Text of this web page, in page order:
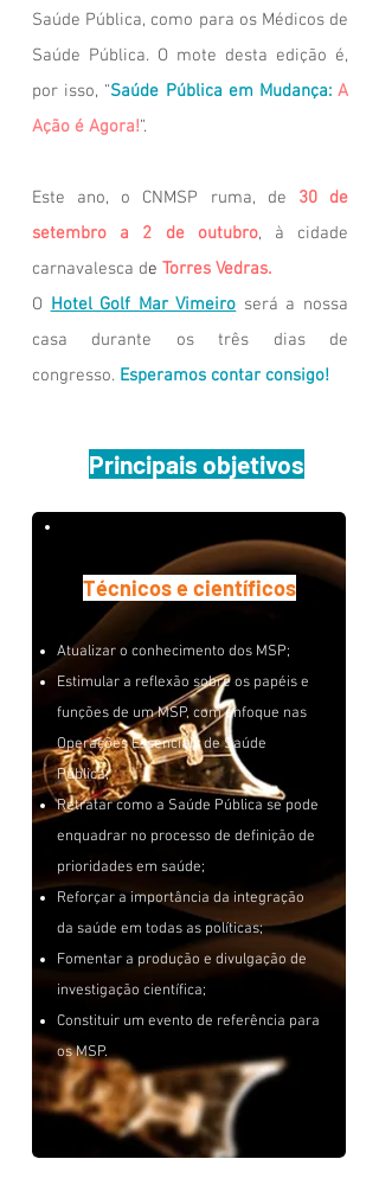
Saúde Pública, como para os Médicos de
Saúde Pública. O mote desta edição é,
por isso, “Saúde Pública em Mudança:A
Ação é Agora!”.
Este ano, o CNMSP ruma, de 30 de
setembro a 2 de outubro, à cidade
carnavalesca de Torres Vedras.
O Hotel Golf Mar Vimeiro será a nossa
casa durante os três dias de
congresso. Esperamos contar consigo!
Principais objetivos
Técnicos e científicos
Atualizar o conhecimento dos MSP;
Estimular a reflexão sobre os papéis e
funções de um MSP, com enfoque nas
Operações Essenciais de Saúde
Pública;
Retratar como a Saúde Pública se pode
enquadrar no processo de definição de
prioridades em saúde;
Reforçar a importância da integração
da saúde em todas as políticas;
Fomentar a produção e divulgação de
investigação científica;
Constituir um evento de referência para
os MSP.